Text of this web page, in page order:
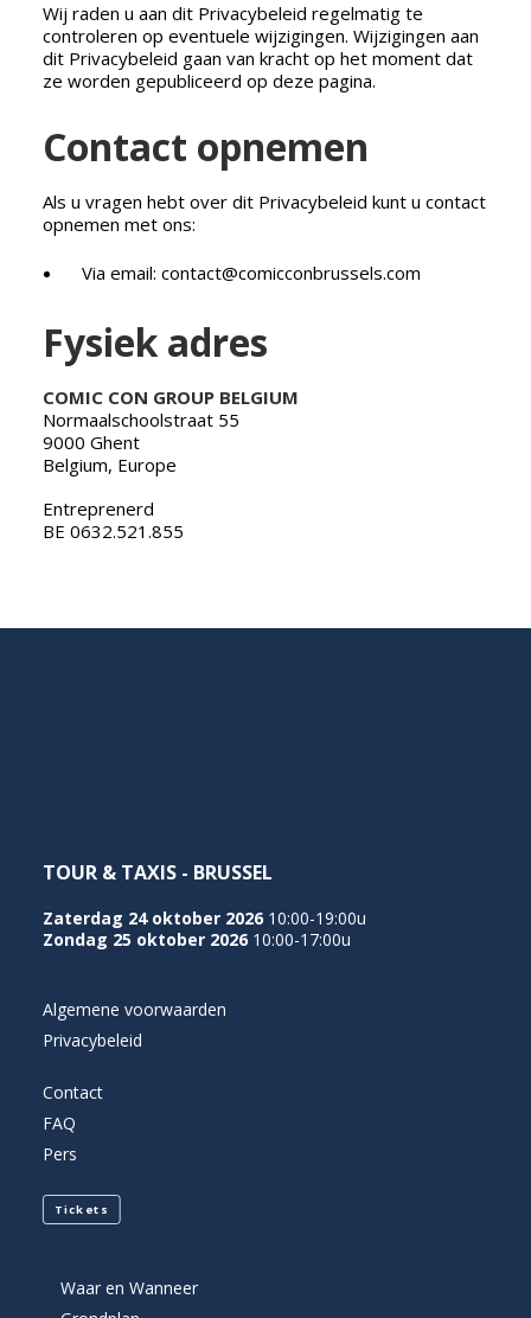
Wij raden u aan dit Privacybeleid regelmatig te
controleren op eventuele wijzigingen. Wijzigingen aan
dit Privacybeleid gaan van kracht op het moment dat
ze worden gepubliceerd op deze pagina.
Contact opnemen
Als u vragen hebt over dit Privacybeleid kunt u contact
opnemen met ons:
Via email: contact@comicconbrussels.com
Fysiek adres
COMIC CON GROUP BELGIUM
Normaalschoolstraat 55
9000 Ghent
Belgium, Europe
Entreprenerd
BE 0632.521.855
TOUR & TAXIS - BRUSSEL
Zaterdag 24 oktober 2026 10:00-19:00u
Zondag 25 oktober 2026 10:00-17:00u
Algemene voorwaarden
Privacybeleid
Contact
FAQ
Pers
Tickets
Waar en Wanneer